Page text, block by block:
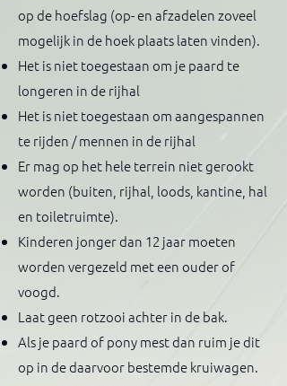
op de hoefslag (op- en afzadelen zoveel
mogelijk in de hoek plaats laten vinden).
Het is niet toegestaan om je paard te
longeren in de rijhal
Het is niet toegestaan om aangespannen
te rijden / mennen in de rijhal
Er mag op het hele terrein niet gerookt
worden (buiten, rijhal, loods, kantine, hal
en toiletruimte).
Kinderen jonger dan 12 jaar moeten
worden vergezeld met een ouder of
voogd.
Laat geen rotzooi achter in de bak.
Als je paard of pony mest dan ruim je dit
op in de daarvoor bestemde kruiwagen.